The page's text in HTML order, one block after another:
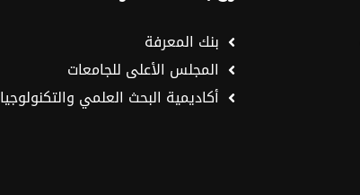
بنك المعرفة
المجلس الأعلى للجامعات
أكاديمية البحث العلمي والتكنولوجيا